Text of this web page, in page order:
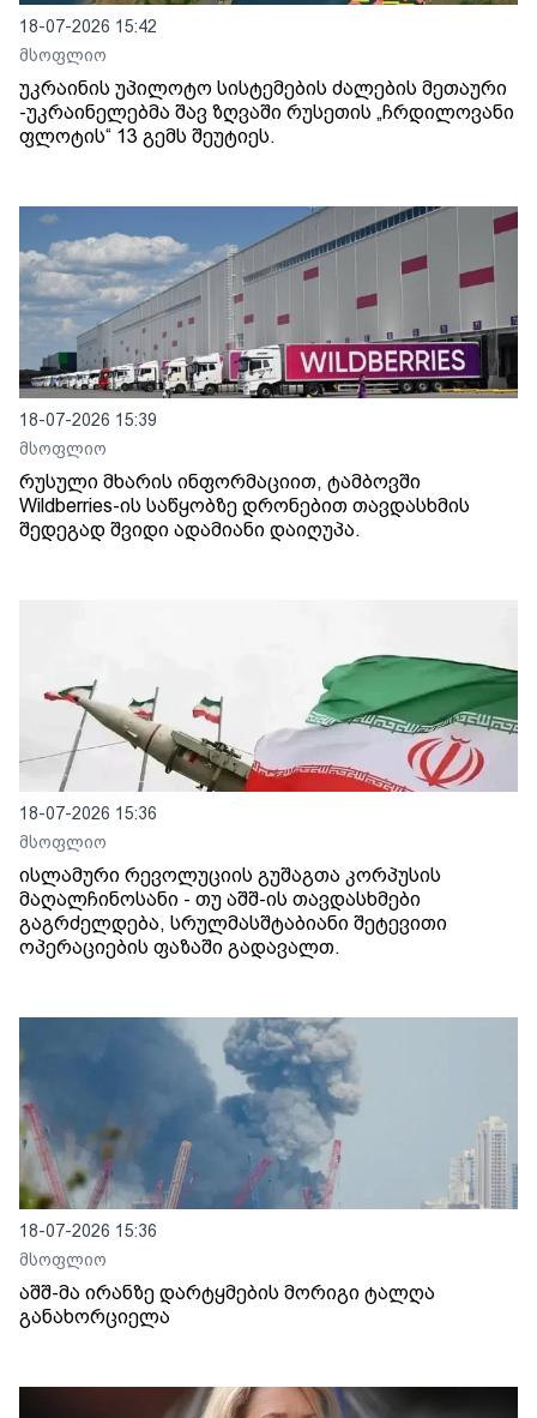
18-07-2026 15:42
მსოფლიო
უკრაინის უპილოტო სისტემების ძალების მეთაური
-უკრაინელებმა შავ ზღვაში რუსეთის „ჩრდილოვანი
ფლოტის“ 13 გემს შეუტიეს.
18-07-2026 15:39
მსოფლიო
რუსული მხარის ინფორმაციით, ტამბოვში
Wildberries-ის საწყობზე დრონებით თავდასხმის
შედეგად შვიდი ადამიანი დაიღუპა.
18-07-2026 15:36
მსოფლიო
ისლამური რევოლუციის გუშაგთა კორპუსის
მაღალჩინოსანი - თუ აშშ-ის თავდასხმები
გაგრძელდება, სრულმასშტაბიანი შეტევითი
ოპერაციების ფაზაში გადავალთ.
18-07-2026 15:36
მსოფლიო
აშშ-მა ირანზე დარტყმების მორიგი ტალღა
განახორციელა